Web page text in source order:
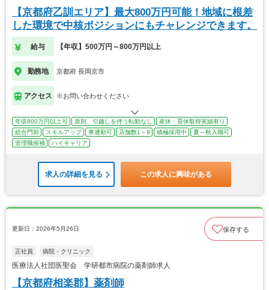
【京都府乙訓エリア】最大800万円可能！地域に根差
した環境で中核ポジションにもチャレンジできます。
給与 【年収】500万円～800万円以上
勤務地 京都府 長岡京市
アクセス ※お問い合わせください
年収800万円以上可 原則、引越しを伴う転勤なし
産休・育休取得実績有り
総合門前
スキルアップ 車通勤可 店舗数1～9 積極採用中
夏～秋入職可
管理職候補
ハイキャリア
求人の詳細を見る この求人に興味がある
更新日：2026年5月26日 保存する
正社員 病院・クリニック
医療法人社団医聖会 学研都市病院の薬剤師求人
【京都府相楽郡】薬剤師